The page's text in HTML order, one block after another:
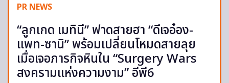
PR NEWS
“ลูกเกด เมทินี” ฟาดสายฮา “ดีเจอ๋อง-
แพท-ซานิ” พร้อมเปลี่ยนโหมดสายลุย
เมื่อเจอภารกิจหินใน “Surgery Wars
สงครามแห่งความงาม” อีพี6